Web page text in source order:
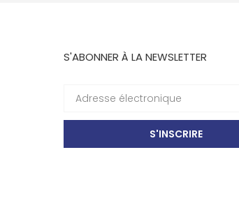
S'ABONNER À LA NEWSLETTER
S'INSCRIRE